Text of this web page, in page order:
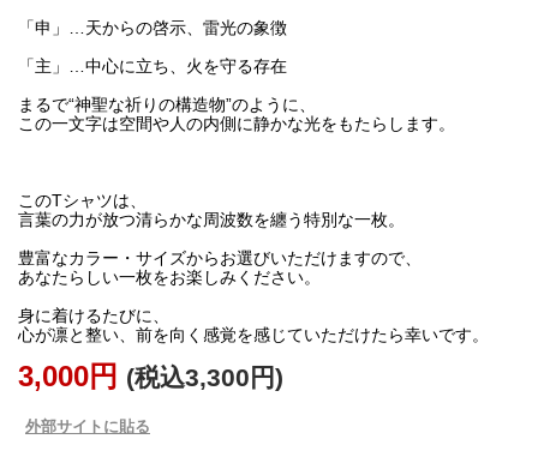
「申」…天からの啓示、雷光の象徴
「主」…中心に立ち、火を守る存在
まるで“神聖な祈りの構造物”のように、
この一文字は空間や人の内側に静かな光をもたらします。
このTシャツは、
言葉の力が放つ清らかな周波数を纏う特別な一枚。
豊富なカラー・サイズからお選びいただけますので、
あなたらしい一枚をお楽しみください。
身に着けるたびに、
3,000円 (税込3,300円)
外部サイトに貼る